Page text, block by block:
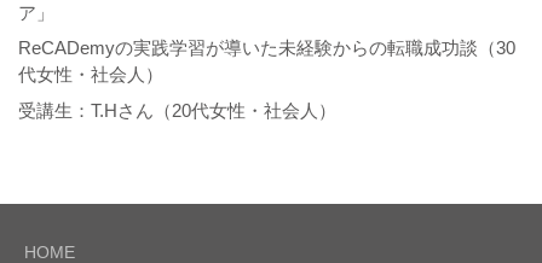
ア」
ReCADemyの実践学習が導いた未経験からの転職成功談（30
代女性・社会人）
受講生：T.Hさん（20代女性・社会人）
HOME